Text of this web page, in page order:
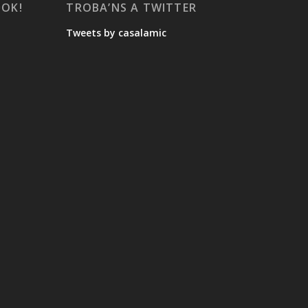
TROBA’NS A TWITTER
Tweets by casalamic